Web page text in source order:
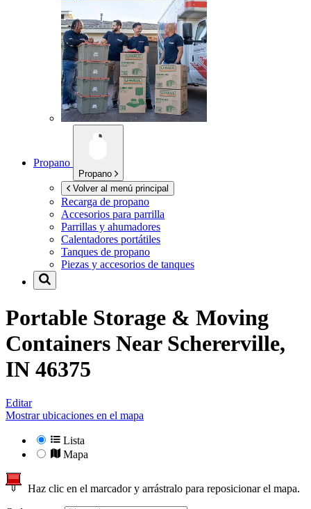
Propano
Propano
Volver al menú principal
Recarga de propano
Accesorios para parrilla
Parrillas y ahumadores
Calentadores portátiles
Tanques de propano
Piezas y accesorios de tanques
Portable Storage & Moving
Containers Near Schererville,
IN 46375
Editar
Mostrar ubicaciones en el mapa
Lista
Mapa
Haz clic en el marcador y arrástralo para reposicionar el mapa.